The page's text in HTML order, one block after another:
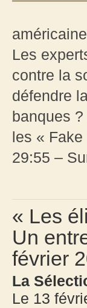
Les
contre la
défendre
banques
les «
29:55 –
« Les
Un
février
La
Le 13